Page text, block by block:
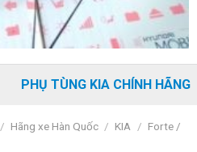
PHỤ TÙNG KIA CHÍNH HÃNG
/ Hãng xe Hàn Quốc / KIA / Forte /